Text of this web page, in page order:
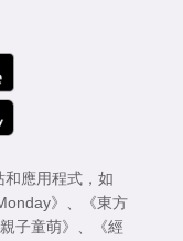
應用程式，如
》 、
《東方
子童萌》 、
《經